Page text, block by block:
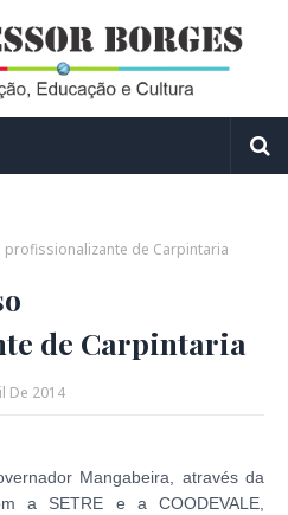
profissionalizante de Carpintaria
de Carpintaria
De 2014
Mangabeira, através da
a SETRE e a COODEVALE,